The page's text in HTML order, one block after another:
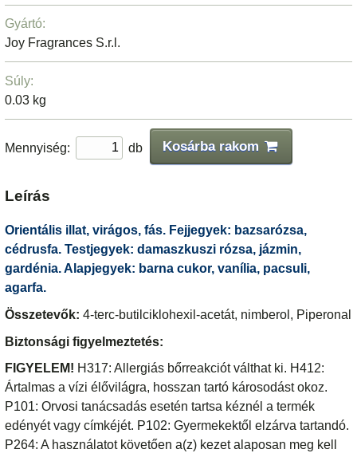
Gyártó:
Joy Fragrances S.r.l.
Súly:
0.03 kg
Mennyiség: db Kosárba rakom
Leírás
Orientális illat, virágos, fás. Fejjegyek: bazsarózsa,
cédrusfa. Testjegyek: damaszkuszi rózsa, jázmin,
gardénia. Alapjegyek: barna cukor, vanília, pacsuli,
agarfa.
Összetevők:4-terc-butilciklohexil-acetát, nimberol, Piperonal
Biztonsági figyelmeztetés:
FIGYELEM! H317: Allergiás bőrreakciót válthat ki. H412:
Ártalmas a vízi élővilágra, hosszan tartó károsodást okoz.
P101: Orvosi tanácsadás esetén tartsa kéznél a termék
edényét vagy címkéjét. P102: Gyermekektől elzárva tartandó.
P264: A használatot követően a(z) kezet alaposan meg kell